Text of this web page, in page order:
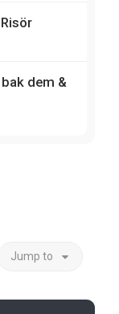
dem &
Jump to